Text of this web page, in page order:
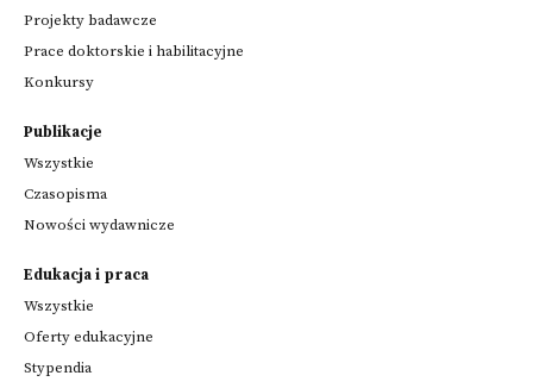
Projekty badawcze
Prace doktorskie i habilitacyjne
Konkursy
Publikacje
Wszystkie
Czasopisma
Nowości wydawnicze
Edukacja i praca
Wszystkie
Oferty edukacyjne
Stypendia